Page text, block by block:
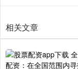
相关文章